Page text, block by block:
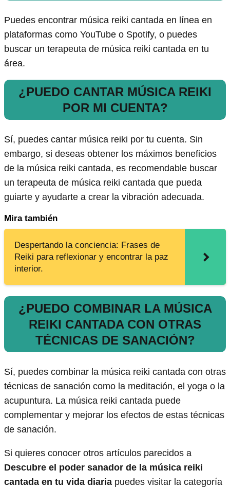
Puedes encontrar música reiki cantada en línea en
plataformas como YouTube o Spotify, o puedes
buscar un terapeuta de música reiki cantada en tu
área.
¿PUEDO CANTAR MÚSICA REIKI
POR MI CUENTA?
Sí, puedes cantar música reiki por tu cuenta. Sin
embargo, si deseas obtener los máximos beneficios
de la música reiki cantada, es recomendable buscar
un terapeuta de música reiki cantada que pueda
guiarte y ayudarte a crear la vibración adecuada.
Mira también
Despertando la conciencia: Frases de
Reiki para reflexionar y encontrar la paz
interior.
¿PUEDO COMBINAR LA MÚSICA
REIKI CANTADA CON OTRAS
TÉCNICAS DE SANACIÓN?
Sí, puedes combinar la música reiki cantada con otras
técnicas de sanación como la meditación, el yoga o la
acupuntura. La música reiki cantada puede
complementar y mejorar los efectos de estas técnicas
de sanación.
Si quieres conocer otros artículos parecidos a
Descubre el poder sanador de la música reiki
cantada en tu vida diaria puedes visitar la categoría